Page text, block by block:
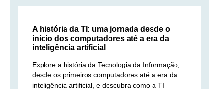
A história da TI: uma jornada desde o
início dos computadores até a era da
inteligência artificial
Explore a história da Tecnologia da Informação,
desde os primeiros computadores até a era da
inteligência artificial, e descubra como a TI